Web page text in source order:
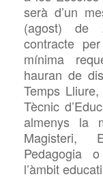
serà d’un
(agost) de
contracte
mínima
hauran de
Temps
Tècnic
almenys la
Magisteri,
Pedagogia
l’àmbit